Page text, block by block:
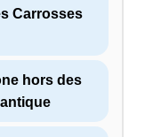
Carrosses
hors des